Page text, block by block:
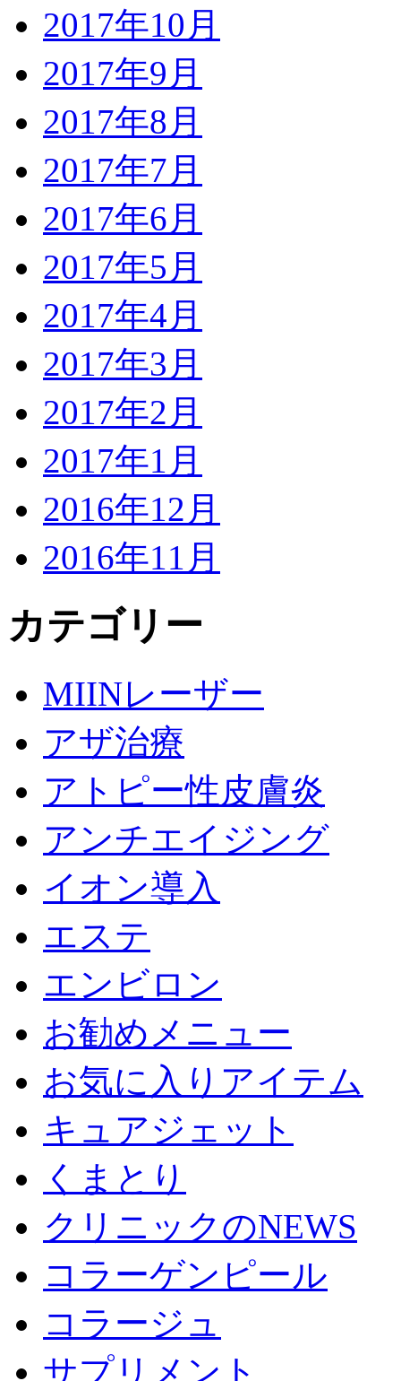
2017年10月
2017年9月
2017年8月
2017年7月
2017年6月
2017年5月
2017年4月
2017年3月
2017年2月
2017年1月
2016年12月
2016年11月
カテゴリー
MIINレーザー
アザ治療
アトピー性皮膚炎
アンチエイジング
イオン導入
エステ
エンビロン
お勧めメニュー
お気に入りアイテム
キュアジェット
くまとり
クリニックのNEWS
コラーゲンピール
コラージュ
サプリメント